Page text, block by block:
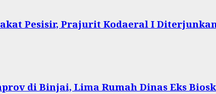
Pesisir, Prajurit Kodaeral I
di Binjai, Lima Rumah Dinas Eks